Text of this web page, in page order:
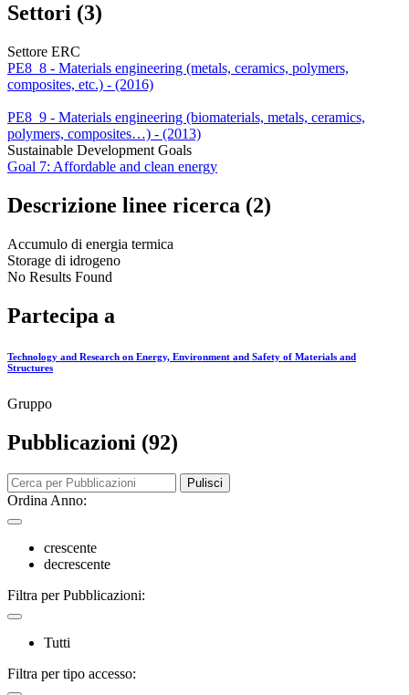
Settori (3)
Settore ERC
PE8_8 - Materials engineering (metals, ceramics, polymers,
composites, etc.) - (2016)
PE8_9 - Materials engineering (biomaterials, metals, ceramics,
polymers, composites…) - (2013)
Sustainable Development Goals
Goal 7: Affordable and clean energy
Descrizione linee ricerca (2)
Accumulo di energia termica
Storage di idrogeno
No Results Found
Partecipa a
Technology and Research on Energy, Environment and Safety of Materials and
Structures
Gruppo
Pubblicazioni (92)
Pulisci
Ordina Anno:
crescente
decrescente
Filtra per Pubblicazioni:
Tutti
Filtra per tipo accesso: